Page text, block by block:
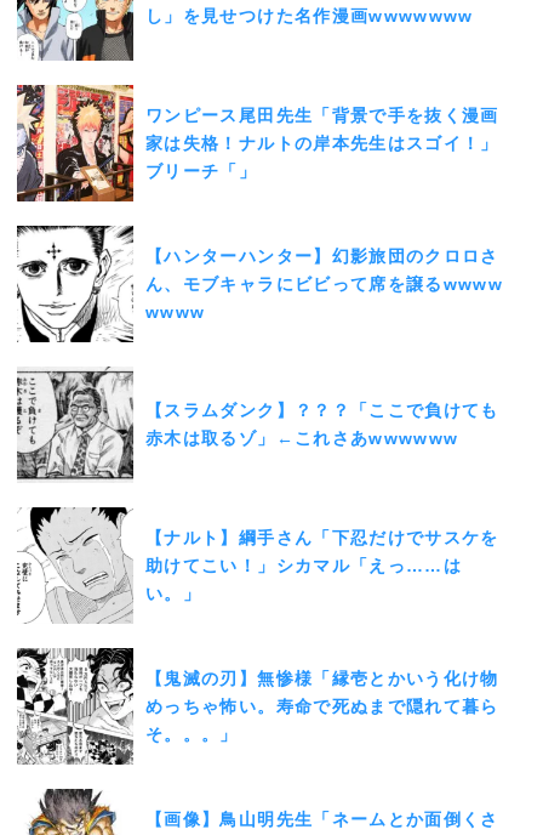
し」を見せつけた名作漫画wwwwwww
ワンピース尾田先生「背景で手を抜く漫画
家は失格！ナルトの岸本先生はスゴイ！」
ブリーチ「」
【ハンターハンター】幻影旅団のクロロさ
ん、モブキャラにビビって席を譲るwwww
wwww
【スラムダンク】？？？「ここで負けても
赤木は取るゾ」←これさあwwwwww
【ナルト】綱手さん「下忍だけでサスケを
助けてこい！」シカマル「えっ……は
い。」
【鬼滅の刃】無惨様「縁壱とかいう化け物
めっちゃ怖い。寿命で死ぬまで隠れて暮ら
そ。。。」
【画像】鳥山明先生「ネームとか面倒くさ